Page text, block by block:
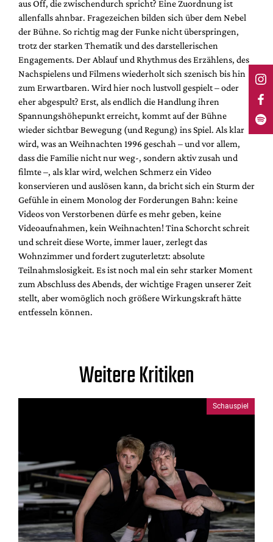
aus Off, die zwischendurch spricht? Eine Zuordnung ist
allenfalls ahnbar. Fragezeichen bilden sich über dem Nebel
der Bühne. So richtig mag der Funke nicht überspringen,
trotz der starken Thematik und des darstellerischen
Engagements. Der Ablauf und Rhythmus des Erzählens, des
Nachspielens und Filmens wiederholt sich szenisch bis hin
zum Erwartbaren. Wird hier noch lustvoll gespielt – oder
eher abgespult? Erst, als endlich die Handlung ihren
Spannungshöhepunkt erreicht, kommt auf der Bühne
wieder sichtbar Bewegung (und Regung) ins Spiel. Als klar
wird, was an Weihnachten 1996 geschah – und vor allem,
dass die Familie nicht nur weg-, sondern aktiv zusah und
filmte –, als klar wird, welchen Schmerz ein Video
konservieren und auslösen kann, da bricht sich ein Sturm der
Gefühle in einem Monolog der Forderungen Bahn: keine
Videos von Verstorbenen dürfe es mehr geben, keine
Videoaufnahmen, kein Weihnachten! Tina Schorcht schreit
und schreit diese Worte, immer lauer, zerlegt das
Wohnzimmer und fordert zuguterletzt: absolute
Teilnahmslosigkeit. Es ist noch mal ein sehr starker Moment
zum Abschluss des Abends, der wichtige Fragen unserer Zeit
stellt, aber womöglich noch größere Wirkungskraft hätte
entfesseln können.
Weitere Kritiken
Schauspiel